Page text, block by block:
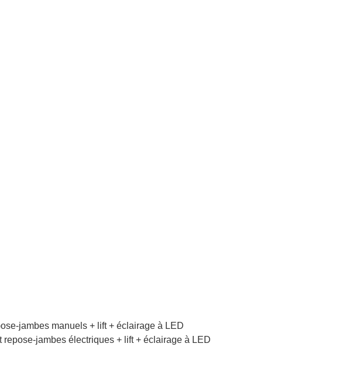
jambes manuels + lift + éclairage à LED
jambes électriques + lift + éclairage à LED